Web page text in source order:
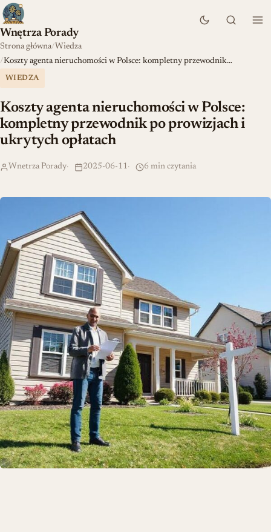
Wnętrza Porady
Strona główna Wiedza
Koszty agenta nieruchomości w Polsce: kompletny przewodnik…
WIEDZA
Koszty agenta nieruchomości w Polsce:
kompletny przewodnik po prowizjach i
ukrytych opłatach
Wnetrza Porady 2025-06-11 6 min czytania